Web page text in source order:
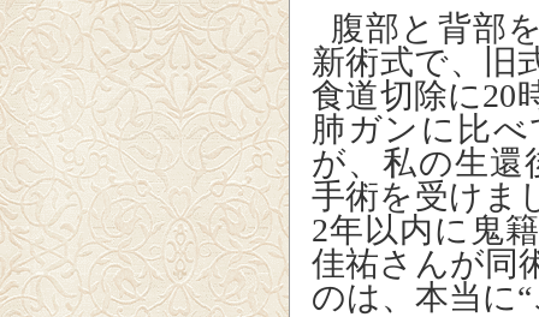
腹部と背部
新術式で、旧
食道切除に20
肺ガンに比
が、私の生還
手術を受けま
2年以内に鬼
佳祐さんが同
のは、本当に